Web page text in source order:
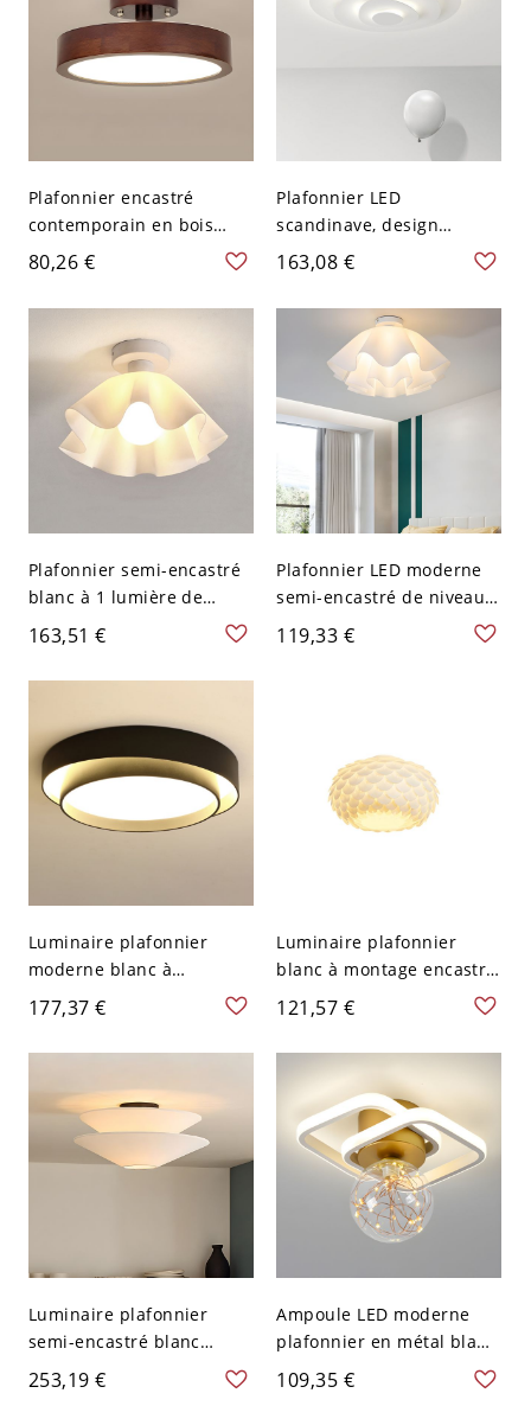
Plafonnier encastré
contemporain en bois
avec abat-jour en
acrylique LED - Couleur
de Noyer 110 V-120 V
22,86 cm Couches
80,26 €
Plafonnier LED
scandinave, design
anneaux blancs pour
chambre salon - 46,99 cm
110 V-120 V Blanc
163,08 €
Plafonnier semi-encastré
blanc à 1 lumière de
niveau 1 de style moderne
pour usage résidentiel -
110 V-120 V 30,48 cm
163,51 €
Plafonnier LED moderne
semi-encastré de niveau
blanc avec abat-jour en
acrylique - 110 V-120 V
119,33 €
Luminaire plafonnier
moderne blanc à
plusieurs niveaux avec
abat-jour en acrylique et
ampoules LED - Noir 110
177,37 €
Luminaire plafonnier
blanc à montage encastré
avec abat-jour en
acrylique pour maison
moderne - 110 V-120 V
121,57 €
Luminaire plafonnier
semi-encastré blanc
élégant à plusieurs
niveaux pour maisons
253,19 €
Ampoule LED moderne
plafonnier en métal blanc
avec abat-jour en verre
clair - 110 V-120 V
109,35 €